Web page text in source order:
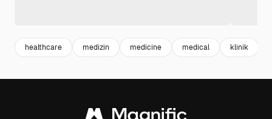
healthcare medizin medicine medical klinik